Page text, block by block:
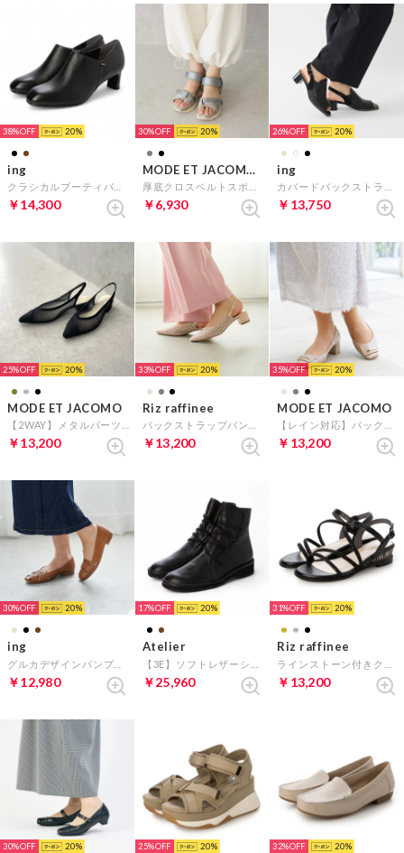
38% 20
ing
￥14,300
30% 20
MODE ET JACOMO carino
￥6,930
26% 20
ing
￥13,750
25% 20
MODE ET JACOMO
￥13,200
33% 20
Riz raffinee
￥13,200
35% 20
MODE ET JACOMO
￥13,200
30% 20
ing
￥12,980
17% 20
Atelier
￥25,960
31% 20
Riz raffinee
￥13,200
30% 20 25% 20 32% 20